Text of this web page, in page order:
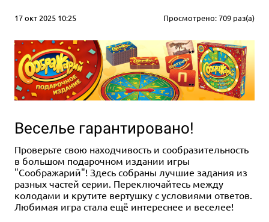
17 окт 2025 10:25 Просмотрено: 709 раз(а)
Веселье гарантировано!
Проверьте свою находчивость и сообразительность
в большом подарочном издании игры
"Соображарий"! Здесь собраны лучшие задания из
разных частей серии. Переключайтесь между
колодами и крутите вертушку с условиями ответов.
Любимая игра стала ещё интереснее и веселее!